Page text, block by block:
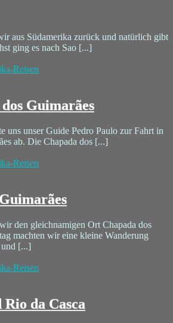
aus Südamerika zurück und natürlich gibt
ging es nach Sao [...]
Reisen
Guimarães
uns unser Guide Pedro Paulo zur Fahrt in
ab. Die Chapada dos [...]
Reisen
den gleichnamigen Ort Chapada dos
machten wir eine kleine Wanderung
und [...]
Reisen
da Casca